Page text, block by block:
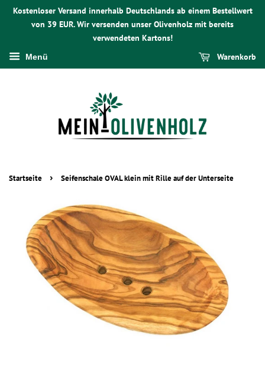
Kostenloser Versand innerhalb Deutschlands ab einem Bestellwert
von 39 EUR. Wir versenden unser Olivenholz mit bereits
verwendeten Kartons!
Menü Warenkorb
Startseite › Seifenschale OVAL klein mit Rille auf der Unterseite